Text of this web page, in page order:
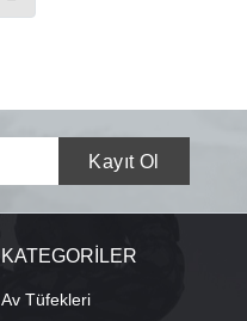
KATEGORİLER
Av Tüfekleri